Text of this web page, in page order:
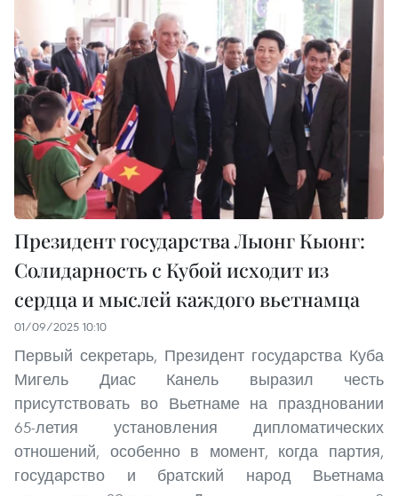
Президент государства Лыонг Кыонг:
Солидарность с Кубой исходит из
сердца и мыслей каждого вьетнамца
01/09/2025 10:10
Первый секретарь, Президент государства Куба
Мигель Диас Канель выразил честь
присутствовать во Вьетнаме на праздновании
65-летия установления дипломатических
отношений, особенно в момент, когда партия,
государство и братский народ Вьетнама